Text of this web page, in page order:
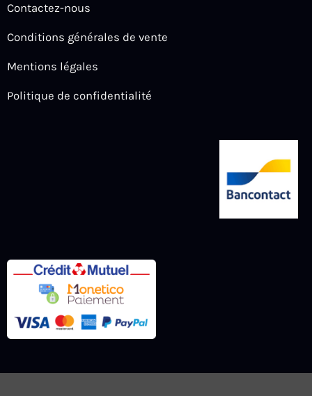
Contactez-nous
Conditions générales de vente
Mentions légales
Politique de confidentialité